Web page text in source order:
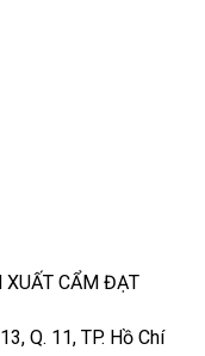
XUẤT CẨM ĐẠT
Q. 11, TP. Hồ Chí